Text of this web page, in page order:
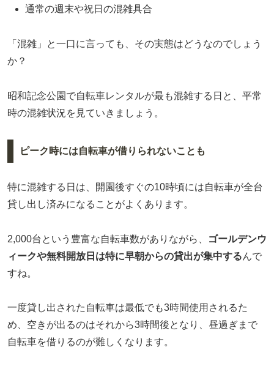
通常の週末や祝日の混雑具合
「混雑」と一口に言っても、その実態はどうなのでしょう
か？
昭和記念公園で自転車レンタルが最も混雑する日と、平常
時の混雑状況を見ていきましょう。
ピーク時には自転車が借りられないことも
特に混雑する日は、開園後すぐの10時頃には自転車が全台
貸し出し済みになることがよくあります。
2,000台という豊富な自転車数がありながら、
ゴールデンウ
ィークや無料開放日は特に早朝からの貸出が集中するんで
すね。
一度貸し出された自転車は最低でも3時間使用されるた
め、空きが出るのはそれから3時間後となり、昼過ぎまで
自転車を借りるのが難しくなります。